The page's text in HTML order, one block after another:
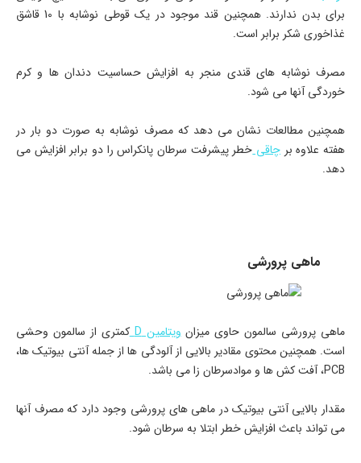
برای بدن ندارند. همچنین قند موجود در یک قوطی نوشابه با 10 قاشق
غذاخوری شکر برابر است.
مصرف نوشابه های قندی منجر به افزایش حساسیت دندان ها و کرم
خوردگی آنها می شود.
همچنین مطالعات نشان می دهد که مصرف نوشابه به صورت دو بار در
هفته علاوه بر چاقیخطر پیشرفت سرطان پانکراس را دو برابر افزایش می
دهد.
ماهی پرورشی
ماهی پرورشی سالمون حاوی میزانویتامین D
کمتری از سالمون وحشی
است. همچنین محتوی مقادیر بالایی از آلودگی ها از جمله آنتی بیوتیک ها،
PCB، آفت کش ها و موادسرطان زا می باشد.
مقدار بالایی آنتی بیوتیک در ماهی های پرورشی وجود دارد که مصرف آنها
می تواند باعث افزایش خطر ابتلا به سرطان شود.